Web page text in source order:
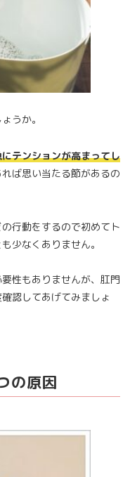
うか。
テンションが高まってし
ば思い当たる節があるの
行動をするので初めてト
少なくありません。
性もありませんが、肛門
認してあげてみましょ
の原因